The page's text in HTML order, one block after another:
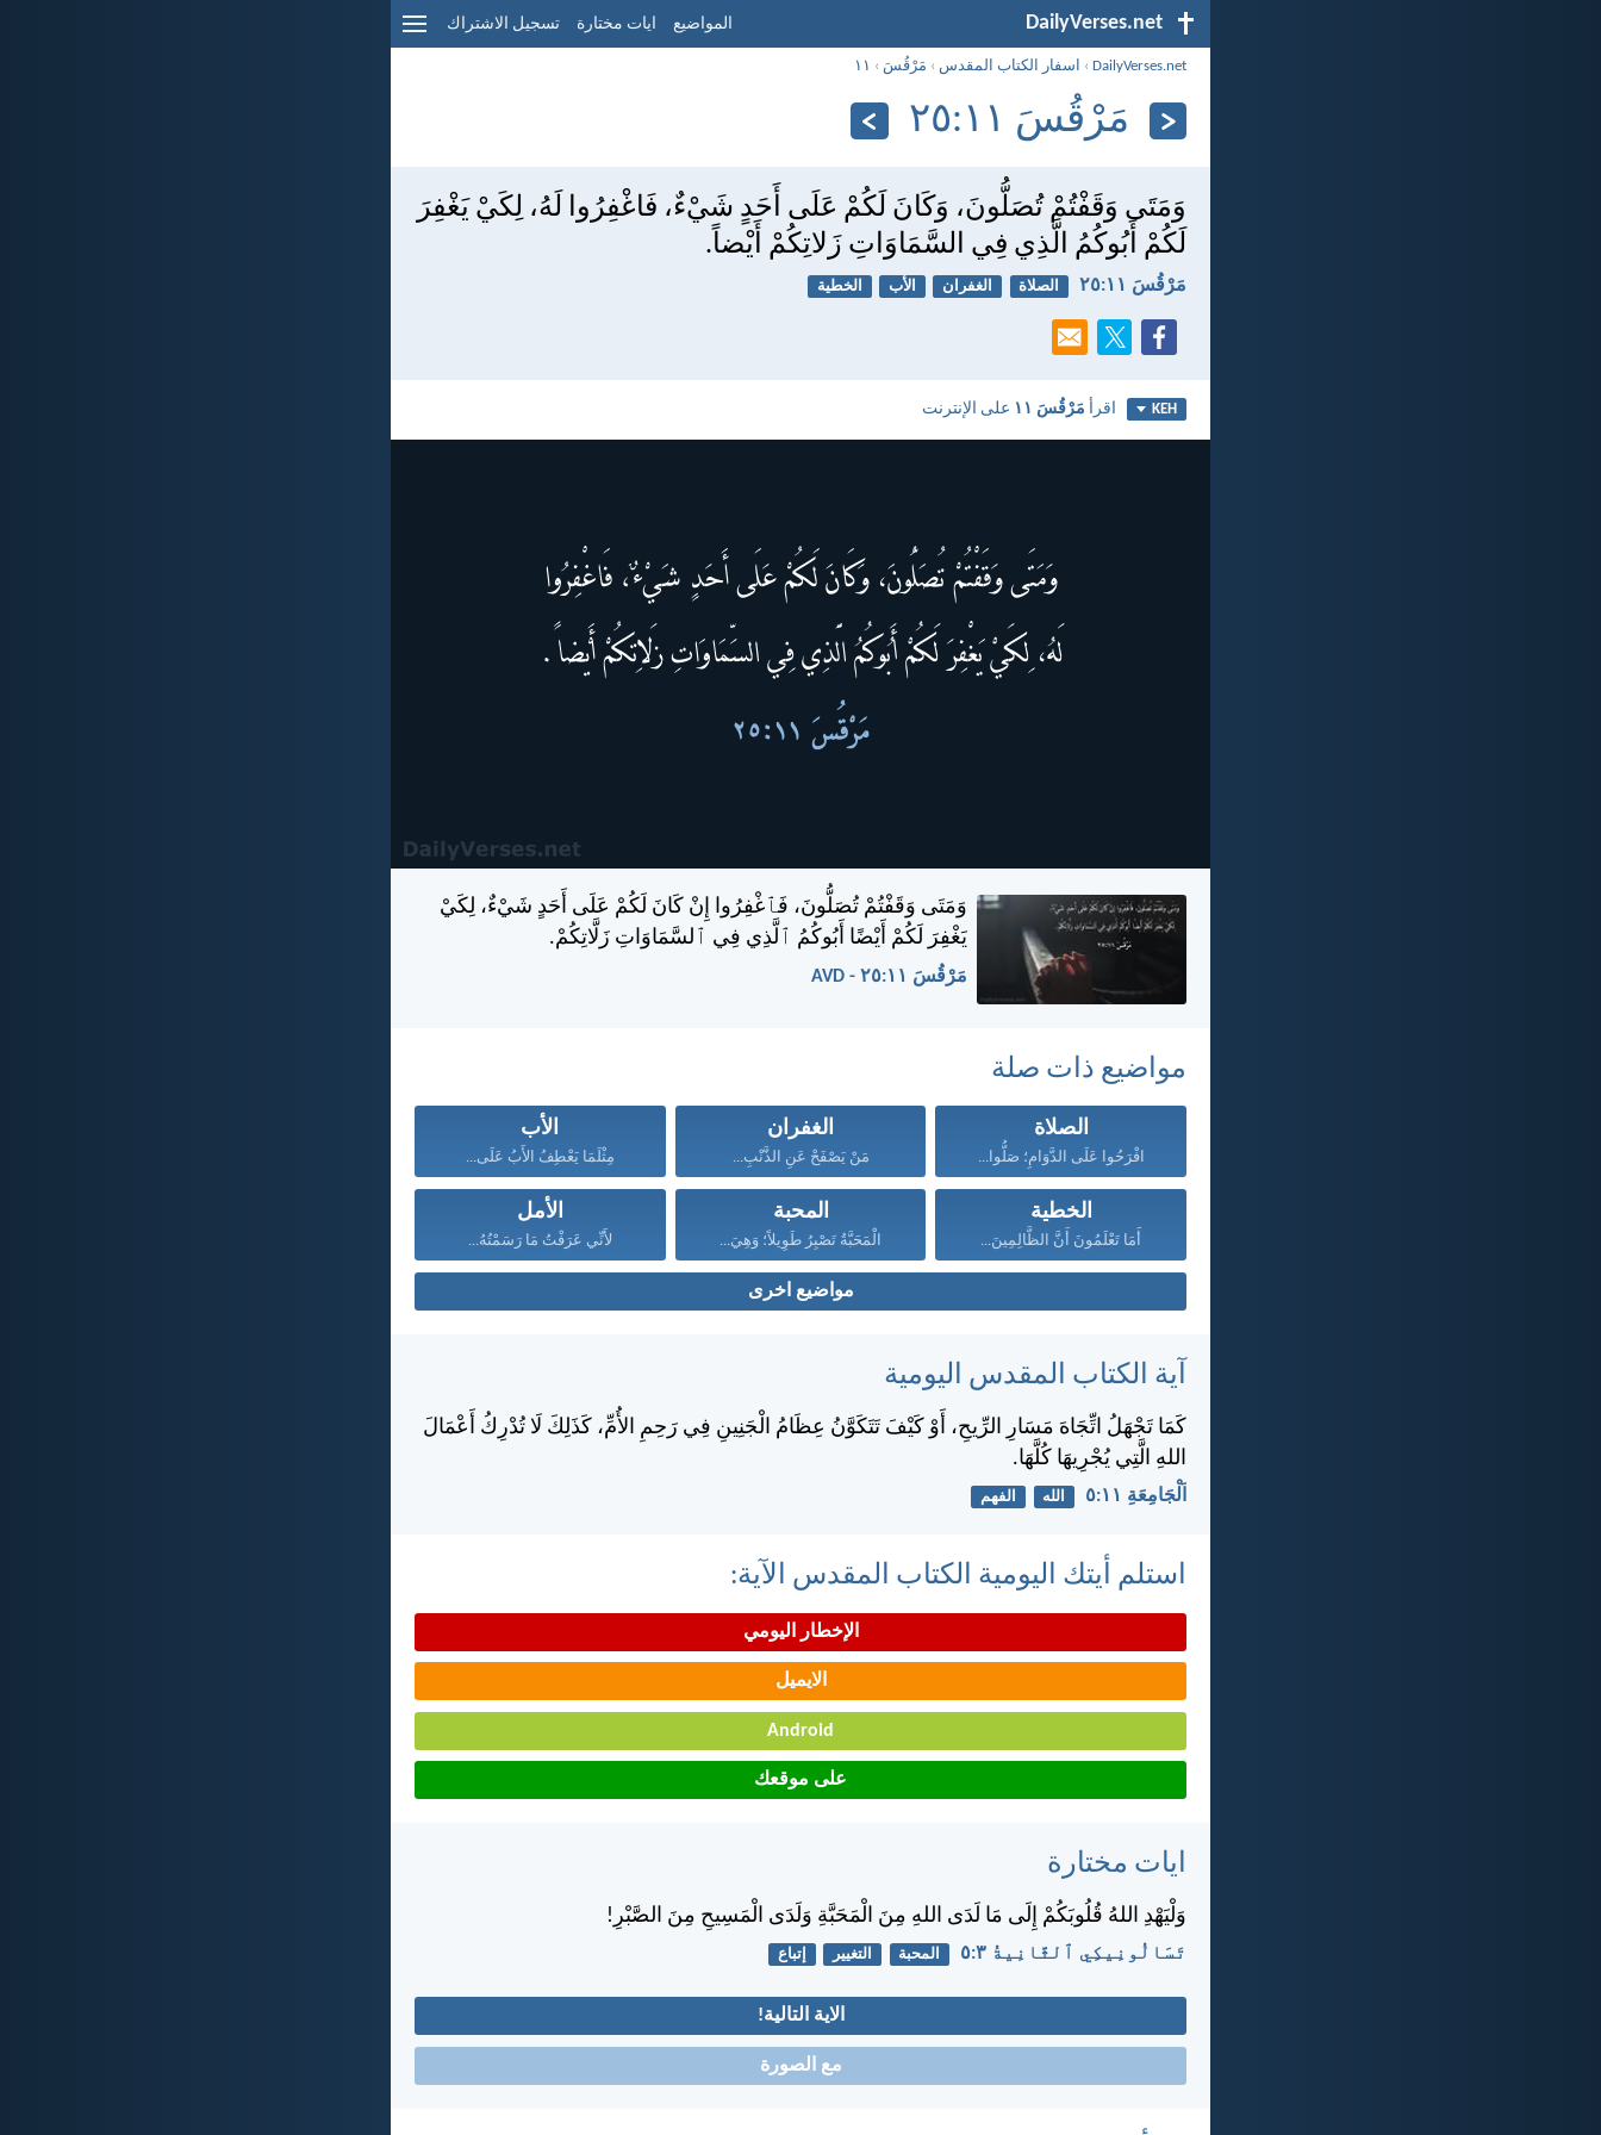
DailyVerses.net المواضيع ايات مختارة تسجيل الاشتراك
DailyVerses.net
› اسفار الكتاب المقدس › مَرْقُسَ › ١١
مَرْقُسَ ١١:‏٢٥
وَمَتَى وَقَفْتُمْ تُصَلُّونَ، وَكَانَ لَكُمْ عَلَى أَحَدٍ شَيْءٌ، فَاغْفِرُوا لَهُ، لِكَيْ يَغْفِرَ
لَكُمْ أَبُوكُمُ الَّذِي فِي السَّمَاوَاتِ زَلاتِكُمْ أَيْضاً.
مَرْقُسَ ١١:‏٢٥ الصلاة الغفران الأب الخطية
KEH اقرأ مَرْقُسَ ١١ على الإنترنت
وَمَتَى وَقَفْتُمْ تُصَلُّونَ، فَٱغْفِرُوا إِنْ كَانَ لَكُمْ عَلَى أَحَدٍ شَيْءٌ، لِكَيْ
يَغْفِرَ لَكُمْ أَيْضًا أَبُوكُمُ ٱلَّذِي فِي ٱلسَّمَاوَاتِ زَلَّاتِكُمْ.
مَرْقُسَ ١١:‏٢٥ - AVD
مواضيع ذات صلة
الصلاة
افْرَحُوا عَلَى الدَّوَامِ؛ صَلُّوا...
الغفران
مَنْ يَصْفَحْ عَنِ الذَّنْبِ...
الأب
مِثْلَمَا يَعْطِفُ الأَبُ عَلَى...
الخطية
أَمَا تَعْلَمُونَ أَنَّ الظَّالِمِينَ...
المحبة
الْمَحَبَّةُ تَصْبِرُ طَوِيلاً؛ وَهِيَ...
الأمل
لأَنِّي عَرَفْتُ مَا رَسَمْتُهُ...
مواضيع اخرى
آية الكتاب المقدس اليومية
كَمَا تَجْهَلُ اتِّجَاهَ مَسَارِ الرِّيحِ، أَوْ كَيْفَ تَتَكَوَّنُ عِظَامُ الْجَنِينِ فِي رَحِمِ الأُمِّ، كَذَلِكَ لَا تُدْرِكُ أَعْمَالَ
اللهِ الَّتِي يُجْرِيهَا كُلَّهَا.
اَلْجَامِعَةِ ١١:‏٥ الله الفهم
استلم أيتك اليومية الكتاب المقدس الآية:
الإخطار اليومي
الايميل
Android
على موقعك
ايات مختارة
وَلْيَهْدِ اللهُ قُلُوبَكُمْ إِلَى مَا لَدَى اللهِ مِنَ الْمَحَبَّةِ وَلَدَى الْمَسِيحِ مِنَ الصَّبْرِ!
تَسَالُونِيكِي ٱلثَّانِيةُ ٣:‏٥ المحبة التغيير إتباع
الاية التالية!
مع الصورة